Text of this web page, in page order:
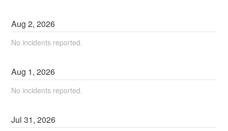
Aug2,2026
No incidents reported.
Aug 1,2026
No incidents reported.
Jul31,2026